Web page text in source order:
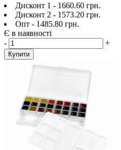
Дисконт 1 - 1660.60 грн.
Дисконт 2 - 1573.20 грн.
Опт - 1485.80 грн.
Є в наявності
-
+
Купити